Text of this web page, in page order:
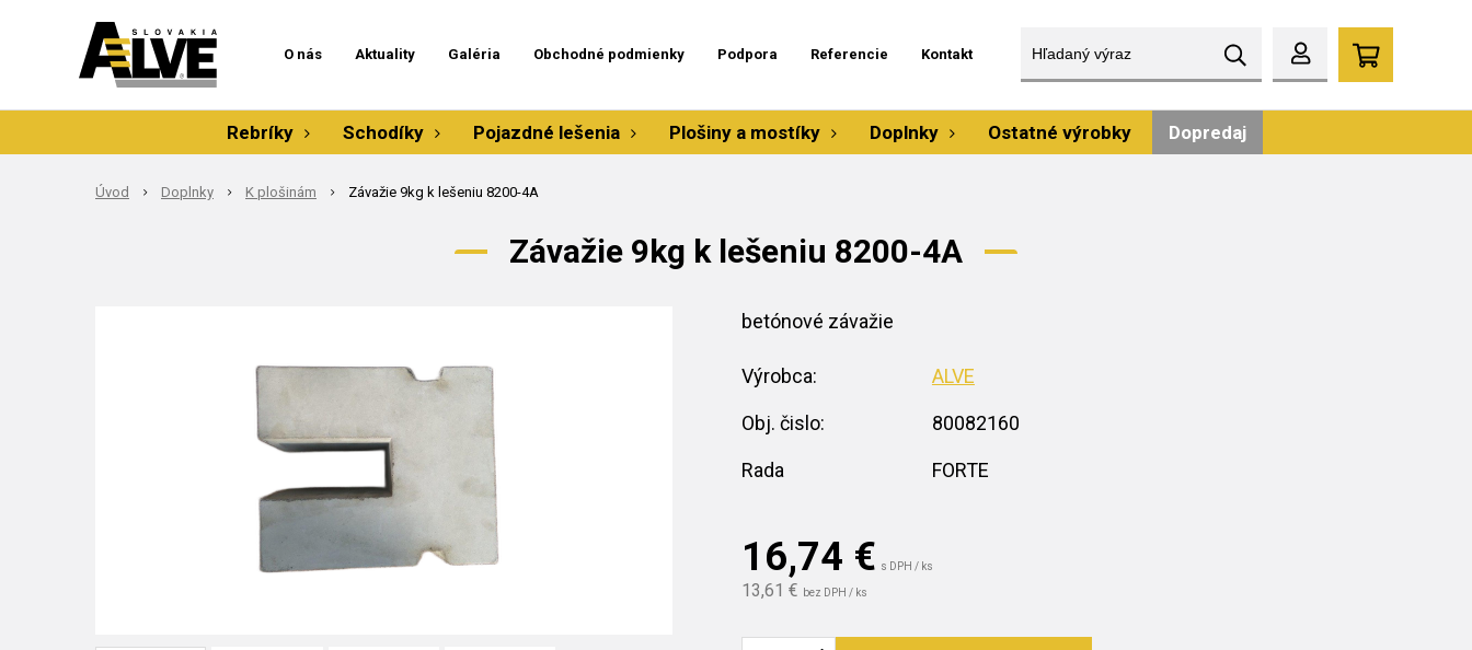
O nás Aktuality Galéria Obchodné podmienky Podpora Referencie Kontakt
Rebríky Schodíky Pojazdné lešenia Plošiny a mostíky Doplnky Ostatné výrobky Dopredaj
Úvod Doplnky K plošinám Závažie 9kg k lešeniu 8200-4A
Závažie 9kg k lešeniu 8200-4A
16,74 € s DPH / ks
13,61 € bez DPH / ks
betónové závažie
Výrobca: ALVE
Obj. čislo: 80082160
Rada FORTE